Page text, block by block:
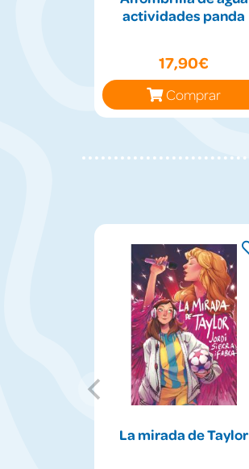
actividades panda
17,90€
Comprar
La mirada de Taylor